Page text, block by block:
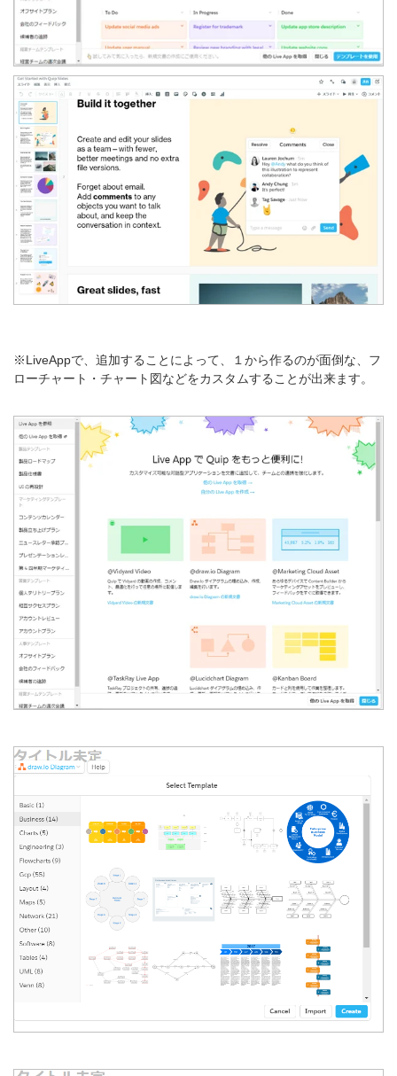
※LiveAppで、追加することによって、１から作るのが面倒な、フ
ローチャート・チャート図などをカスタムすることが出来ます。